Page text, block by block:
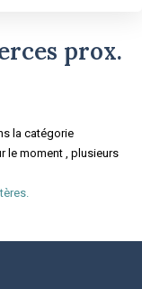
prox.
la catégorie
le moment , plusieurs